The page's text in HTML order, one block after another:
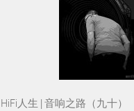
HiFi人生 | 音响之路（九十）